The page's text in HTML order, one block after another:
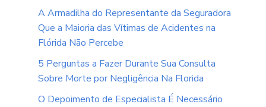
A Armadilha do Representante da Seguradora
Que a Maioria das Vítimas de Acidentes na
Flórida Não Percebe
5 Perguntas a Fazer Durante Sua Consulta
Sobre Morte por Negligência Na Florida
O Depoimento de Especialista É Necessário